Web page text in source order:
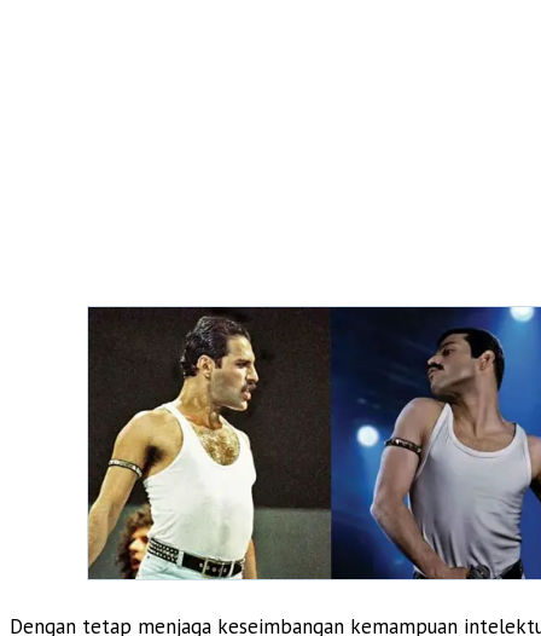
Dengan tetap menjaga keseimbangan kemampuan